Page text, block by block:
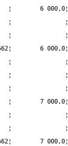
¦        6 000,0¦
¦   ¦               ¦
¦   ¦               ¦
6 000,0¦
¦   ¦               ¦
¦               ¦
¦               ¦
¦        7 000,0¦
¦   ¦               ¦
¦   ¦               ¦
7 000,0¦